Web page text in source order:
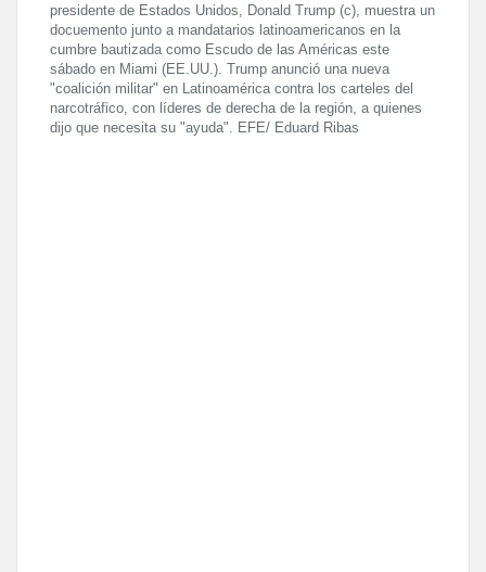
presidente de Estados Unidos, Donald Trump (c), muestra un
docuemento junto a mandatarios latinoamericanos en la
cumbre bautizada como Escudo de las Américas este
sábado en Miami (EE.UU.). Trump anunció una nueva
"coalición militar" en Latinoamérica contra los carteles del
narcotráfico, con líderes de derecha de la región, a quienes
dijo que necesita su "ayuda". EFE/ Eduard Ribas